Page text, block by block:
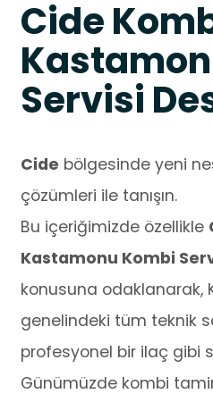
Cide
Servisi
Cide bölgesinde yeni
çözümleri ile tanışın.
Bu içeriğimizde özellikle
Kastamonu Kombi
konusuna odaklanarak,
genelindeki tüm teknik
profesyonel bir ilaç gibi
Günümüzde kombi